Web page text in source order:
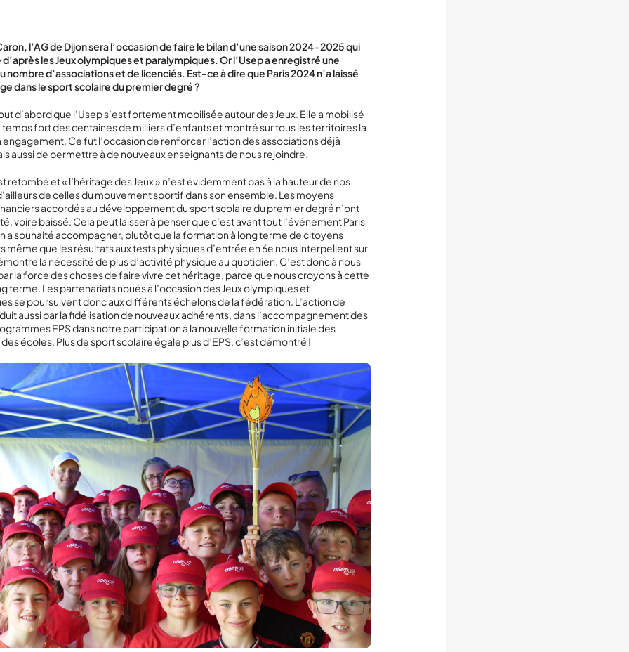
l’AG de Dijon sera l’occasion de faire le bilan d’une saison 2024-2025 qui
les Jeux olympiques et paralympiques. Or l’Usep a enregistré une
nombre d’associations et de licenciés. Est-ce à dire que Paris 2024 n’a laissé
dans le sport scolaire du premier degré ?
d’abord que l’Usep s’est fortement mobilisée autour des Jeux. Elle a mobilisé
fort des centaines de milliers d’enfants et montré sur tous les territoires la
Ce fut l’occasion de renforcer l’action des associations déjà
aussi de permettre à de nouveaux enseignants de nous rejoindre.
retombé et « l’héritage des Jeux » n’est évidemment pas à la hauteur de nos
de celles du mouvement sportif dans son ensemble. Les moyens
accordés au développement du sport scolaire du premier degré n’ont
voire baissé. Cela peut laisser à penser que c’est avant tout l’événement Paris
a souhaité accompagner, plutôt que la formation à long terme de citoyens
même que les résultats aux tests physiques d’entrée en 6e nous interpellent sur
la nécessité de plus d’activité physique au quotidien. C’est donc à nous
la force des choses de faire vivre cet héritage, parce que nous croyons à cette
terme. Les partenariats noués à l’occasion des Jeux olympiques et
se poursuivent donc aux différents échelons de la fédération. L’action de
aussi par la fidélisation de nouveaux adhérents, dans l’accompagnement des
EPS dans notre participation à la nouvelle formation initiale des
écoles. Plus de sport scolaire égale plus d’EPS, c’est démontré !